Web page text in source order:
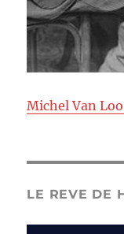
Michel Van
LE REVE DE